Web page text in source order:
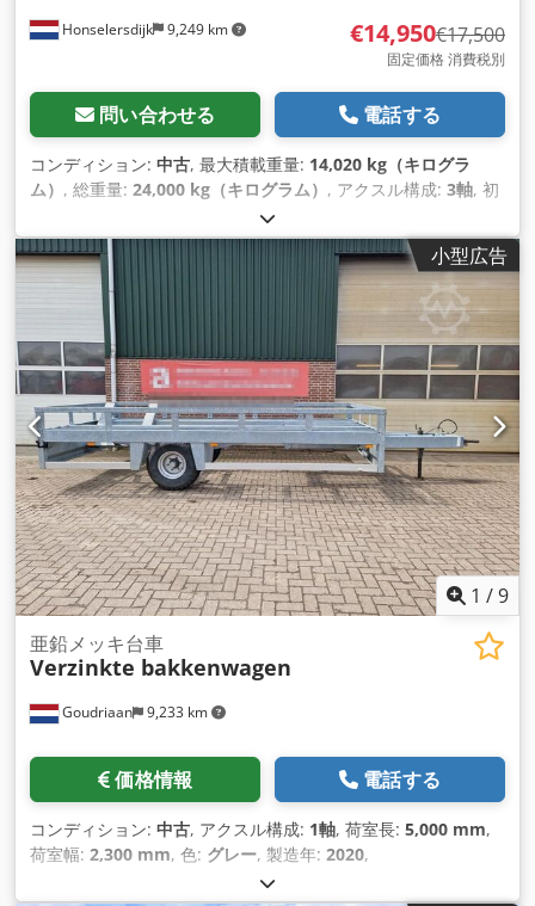
Honselersdijk 9,249 km €14,950€17,500
固定価格 消費税別
問い合わせる 電話する
コンディション: 中古, 最大積載重量: 14,020 kg（キログラ
ム） , 総重量: 24,000 kg（キログラム） , アクスル構成: 3軸, 初
2,550 mm
小型広告
1 /9
Goudriaan 9,233 km
亜鉛メッキ台車
Verzinkte bakkenwagen
価格情報 電話する
コンディション: 中古, アクスル構成: 1軸, 荷室長: 5,000 mm,
荷室幅: 2,300 mm, 色: グレー, 製造年: 2020,